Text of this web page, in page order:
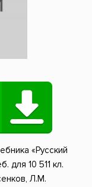
«Русский
для 10 511 кл.
Л.М.